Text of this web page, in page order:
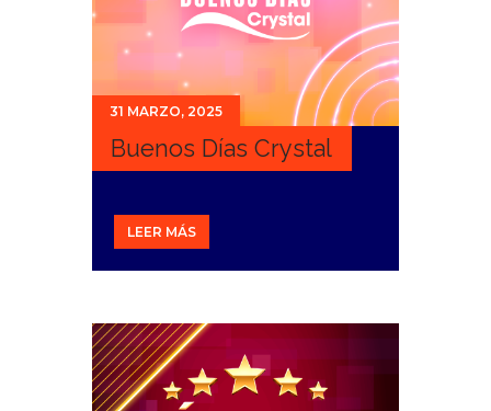
31 MARZO, 2025
Buenos Días Crystal
LEER MÁS